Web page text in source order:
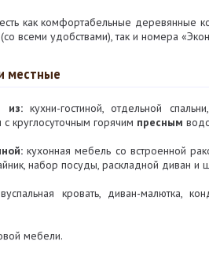
как комфортабельные деревянные
всеми удобствами), так и номера
местные
из:кухни-гостиной, отдельной
круглосуточным горячим пресным
кухонная мебель со встроенной
набор посуды, раскладной диван и
кровать, диван-малютка,
мебели.